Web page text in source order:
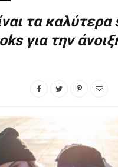
k a
m
s
t
τα καλύτερα
για την